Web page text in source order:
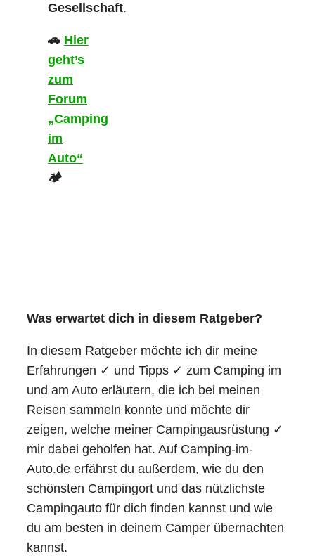
Gesellschaft.
🚗 Hier
geht’s
zum
Forum
„Camping
im
Auto“
🏕️
Was erwartet dich in diesem Ratgeber?
In diesem Ratgeber möchte ich dir meine
Erfahrungen ✓ und Tipps ✓ zum Camping im
und am Auto erläutern, die ich bei meinen
Reisen sammeln konnte und möchte dir
zeigen, welche meiner Campingausrüstung ✓
mir dabei geholfen hat. Auf Camping-im-
Auto.de erfährst du außerdem, wie du den
schönsten Campingort und das nützlichste
Campingauto für dich finden kannst und wie
du am besten in deinem Camper übernachten
kannst.